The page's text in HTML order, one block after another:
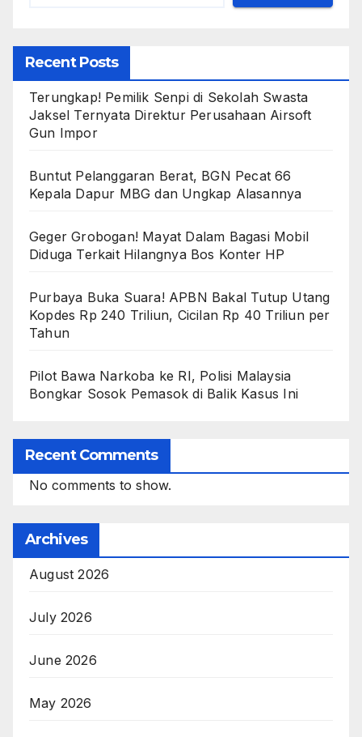
Recent Posts
Terungkap! Pemilik Senpi di Sekolah Swasta
Jaksel Ternyata Direktur Perusahaan Airsoft
Gun Impor
Buntut Pelanggaran Berat, BGN Pecat 66
Kepala Dapur MBG dan Ungkap Alasannya
Geger Grobogan! Mayat Dalam Bagasi Mobil
Diduga Terkait Hilangnya Bos Konter HP
Purbaya Buka Suara! APBN Bakal Tutup Utang
Kopdes Rp 240 Triliun, Cicilan Rp 40 Triliun per
Tahun
Pilot Bawa Narkoba ke RI, Polisi Malaysia
Bongkar Sosok Pemasok di Balik Kasus Ini
Recent Comments
No comments to show.
Archives
August 2026
July 2026
June 2026
May 2026